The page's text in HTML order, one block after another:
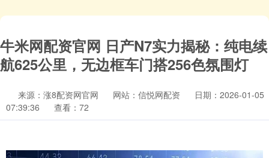
牛米网配资官网 日产N7实力揭秘：纯电续
航625公里，无边框车门搭256色氛围灯
来源：涨8配资网官网 网站：信悦网配资
日期：2026-01-05
07:39:36
查看：72